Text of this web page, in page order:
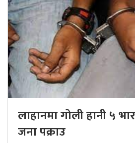
लाहानमा गोली हानी ५
जना पक्राउ